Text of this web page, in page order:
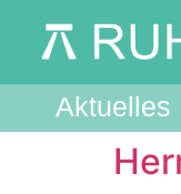
Aktuelles